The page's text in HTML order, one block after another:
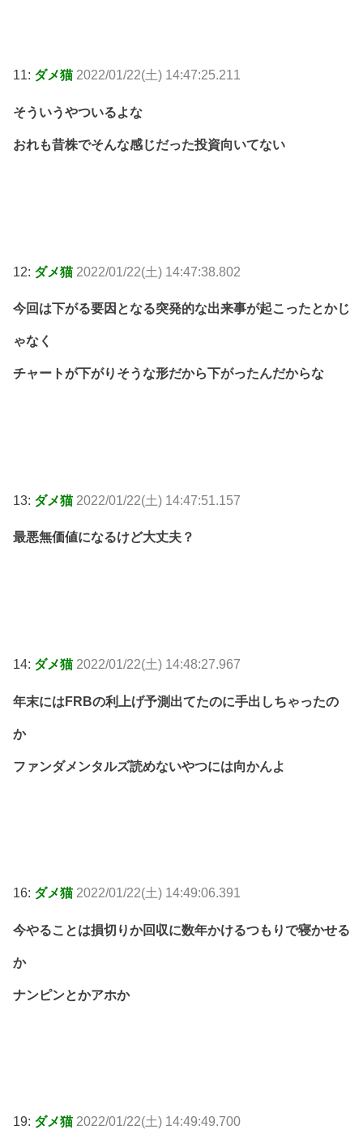
11: ダメ猫 2022/01/22(土) 14:47:25.211
そういうやついるよな
おれも昔株でそんな感じだった投資向いてない
12: ダメ猫 2022/01/22(土) 14:47:38.802
今回は下がる要因となる突発的な出来事が起こったとかじ
ゃなく
チャートが下がりそうな形だから下がったんだからな
13: ダメ猫 2022/01/22(土) 14:47:51.157
最悪無価値になるけど大丈夫？
14: ダメ猫 2022/01/22(土) 14:48:27.967
年末にはFRBの利上げ予測出てたのに手出しちゃったの
か
ファンダメンタルズ読めないやつには向かんよ
16: ダメ猫 2022/01/22(土) 14:49:06.391
今やることは損切りか回収に数年かけるつもりで寝かせる
か
ナンピンとかアホか
19: ダメ猫 2022/01/22(土) 14:49:49.700